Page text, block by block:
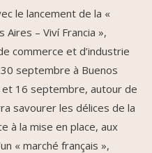
le lancement de la «
Aires – Viví Francia »,
commerce et d’industrie
septembre à Buenos
16 septembre, autour de
savourer les délices de la
à la mise en place, aux
« marché français »,